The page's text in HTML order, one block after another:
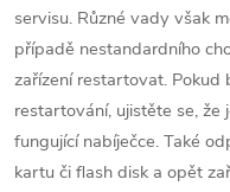
servisu. Různé vady však
případě nestandardního
zařízení restartovat.
restartování, ujistěte se, že
fungující nabíječce. Také
kartu či flash disk a opět